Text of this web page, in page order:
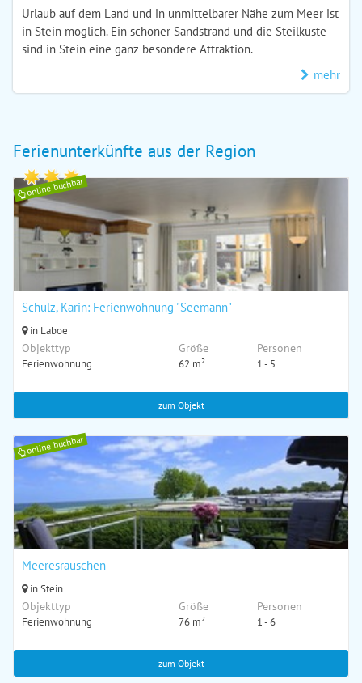
Urlaub auf dem Land und in unmittelbarer Nähe zum Meer ist
in Stein möglich. Ein schöner Sandstrand und die Steilküste
sind in Stein eine ganz besondere Attraktion.
mehr
Ferienunterkünfte aus der Region
online buchbar
Schulz, Karin: Ferienwohnung "Seemann"
in Laboe
Objekttyp
Ferienwohnung
Größe
62 m²
Personen
1 - 5
zum Objekt
online buchbar
Meeresrauschen
in Stein
Objekttyp
Ferienwohnung
Größe
76 m²
Personen
1 - 6
zum Objekt